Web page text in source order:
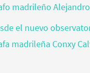
madrileño
el nuevo
madrileña Conxy